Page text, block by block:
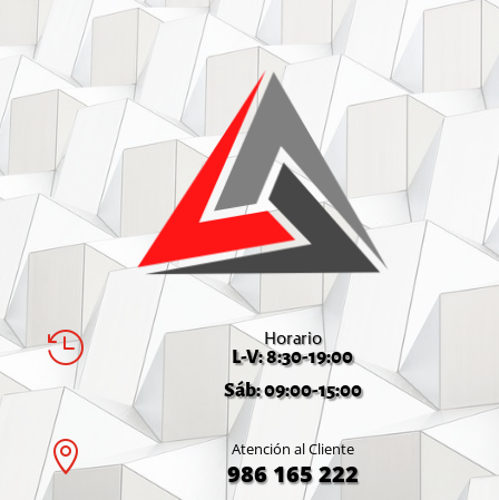
 Horario
L-V: 8:30-19:00
Sáb: 09:00-15:00
 Atención al Cliente
986 165 222